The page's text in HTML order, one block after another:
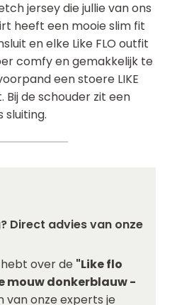
jersey die jullie van ons
heeft een mooie slim fit
en elke Like FLO outfit
comfy en gemakkelijk te
een stoere LIKE
Bij de schouder zit een
sluiting.
Direct advies van onze
over de "Like flo
mouw donkerblauw -
van onze experts je